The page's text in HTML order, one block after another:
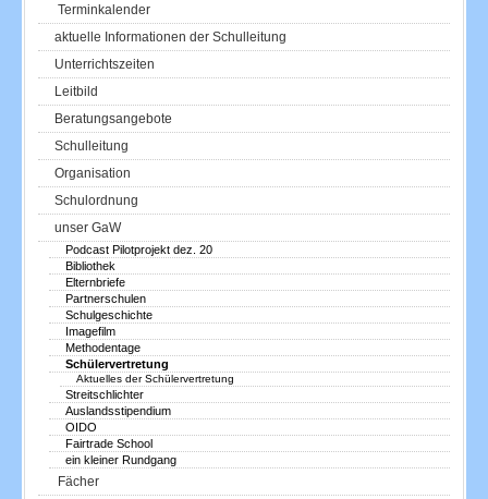
Terminkalender
aktuelle Informationen der Schulleitung
Unterrichtszeiten
Leitbild
Beratungsangebote
Schulleitung
Organisation
Schulordnung
unser GaW
Podcast Pilotprojekt dez. 20
Bibliothek
Elternbriefe
Partnerschulen
Schulgeschichte
Imagefilm
Methodentage
Schülervertretung
Aktuelles der Schülervertretung
Streitschlichter
Auslandsstipendium
OIDO
Fairtrade School
ein kleiner Rundgang
Fächer